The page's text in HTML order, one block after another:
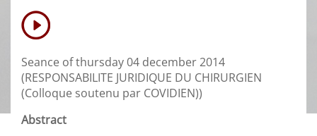
Seance of thursday 04 december 2014
(RESPONSABILITE JURIDIQUE DU CHIRURGIEN
(Colloque soutenu par COVIDIEN))
Abstract